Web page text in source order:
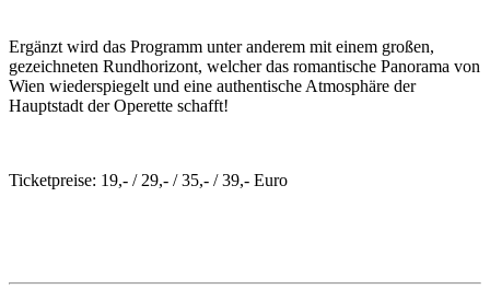
Ergänzt wird das Programm unter anderem mit einem großen,
gezeichneten Rundhorizont, welcher das romantische Panorama von
Wien wiederspiegelt und eine authentische Atmosphäre der
Hauptstadt der Operette schafft!
Ticketpreise: 19,- / 29,- / 35,- / 39,- Euro